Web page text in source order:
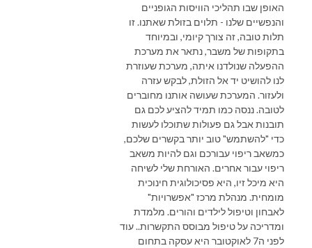
האופן שבו תהליכי הוויסות הגופניים
והנפשיים שלנו - תלוים בזולת שאתנו. זו
תלות טובה, זה צורך קיומי, ובמיוחד
בתקופות של משבר, נתאר את מערכת
ההפעלה שנולדנו איתה, מערכת שעוזרת
לנו להושיט יד אל הזולת, לבקש עזרה
ולעזור. המערכת שעושה אותנו מחוברים
לטובה. ננסה כמו תמיד להציע לכם גם
תובנות אבל גם פעולות שתוכלו לעשות
כדי "להשתמש" טוב יותר בקשרים שלכם,
כמשאב ריפוי עבורכם וגם להיות משאב
ריפוי עבור אחרים. האורחת שלי לשיחה
היא מיכל זיו, היא פסיכולוגית חינוכית
מומחית. מנהלת מרכז "אפשרויות"
לאבחון וטיפול לילדים והורים. מלמדת
ומדריכה על טיפול מבוסס התקשרות.. עוד
לפני ה7 לאוקטובר היא עסקה בתחום